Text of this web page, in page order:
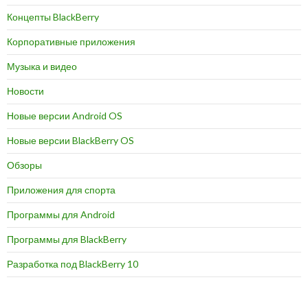
Концепты BlackBerry
Корпоративные приложения
Музыка и видео
Новости
Новые версии Android OS
Новые версии BlackBerry OS
Обзоры
Приложения для спорта
Программы для Android
Программы для BlackBerry
Разработка под BlackBerry 10